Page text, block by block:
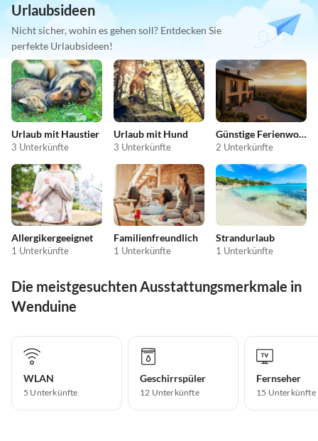
Urlaubsideen
Nicht sicher, wohin es gehen soll? Entdecken Sie
perfekte Urlaubsideen!
Urlaub mit Haustier
3 Unterkünfte
Urlaub mit Hund
3 Unterkünfte
Günstige Ferienwohnungen
2 Unterkünfte
Allergikergeeignet
1 Unterkünfte
Familienfreundlich
1 Unterkünfte
Strandurlaub
1 Unterkünfte
Die meistgesuchten Ausstattungsmerkmale in
Wenduine
WLAN
5 Unterkünfte
Geschirrspüler
12 Unterkünfte
Fernseher
15 Unterkünfte